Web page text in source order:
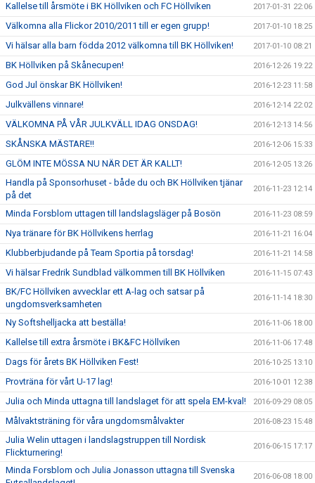
Kallelse till årsmöte i BK Höllviken och FC Höllviken 2017-01-31 22:06
Välkomna alla Flickor 2010/2011 till er egen grupp! 2017-01-10 18:25
Vi hälsar alla barn födda 2012 välkomna till BK Höllviken! 2017-01-10 08:21
BK Höllviken på Skånecupen! 2016-12-26 19:22
God Jul önskar BK Höllviken! 2016-12-23 11:58
Julkvällens vinnare! 2016-12-14 22:02
VÄLKOMNA PÅ VÅR JULKVÄLL IDAG ONSDAG! 2016-12-13 14:56
SKÅNSKA MÄSTARE!! 2016-12-06 15:33
GLÖM INTE MÖSSA NU NÄR DET ÄR KALLT! 2016-12-05 13:26
Handla på Sponsorhuset - både du och BK Höllviken tjänar
på det
2016-11-23 12:14
Minda Forsblom uttagen till landslagsläger på Bosön 2016-11-23 08:59
Nya tränare för BK Höllvikens herrlag 2016-11-21 16:04
Klubberbjudande på Team Sportia på torsdag! 2016-11-21 14:58
Vi hälsar Fredrik Sundblad välkommen till BK Höllviken 2016-11-15 07:43
BK/FC Höllviken avvecklar ett A-lag och satsar på
ungdomsverksamheten
2016-11-14 18:30
Ny Softshelljacka att beställa! 2016-11-06 18:00
Kallelse till extra årsmöte i BK&FC Höllviken 2016-11-06 17:48
Dags för årets BK Höllviken Fest! 2016-10-25 13:10
Provträna för vårt U-17 lag! 2016-10-01 12:38
Julia och Minda uttagna till landslaget för att spela EM-kval! 2016-09-29 08:05
Målvaktsträning för våra ungdomsmålvakter 2016-08-23 15:48
Julia Welin uttagen i landslagstruppen till Nordisk
Flickturnering!
2016-06-15 17:17
Minda Forsblom och Julia Jonasson uttagna till Svenska
2016-06-08 18:00